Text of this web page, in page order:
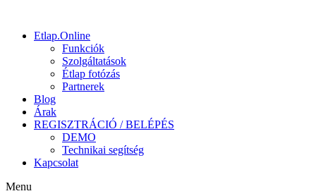
Etlap.Online
Funkciók
Szolgáltatások
Étlap fotózás
Partnerek
Blog
Árak
REGISZTRÁCIÓ / BELÉPÉS
DEMO
Technikai segítség
Kapcsolat
Menu